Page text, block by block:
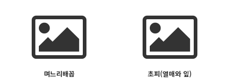
며느리배꼽 초피(열매와 잎)